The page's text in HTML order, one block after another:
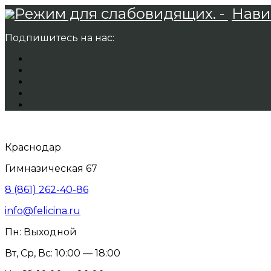
Режим для слабовидящих. -
Подпишитесь на нас:
Краснодар
Гимназическая 67
8 (861) 262-40-86
info@felicina.ru
Пн: Выходной
Вт, Ср, Вс: 10:00 — 18:00